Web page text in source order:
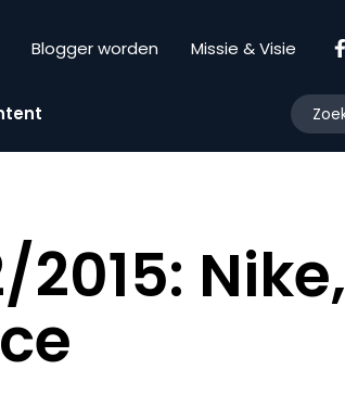
Blogger worden Missie & Visie
Nike,